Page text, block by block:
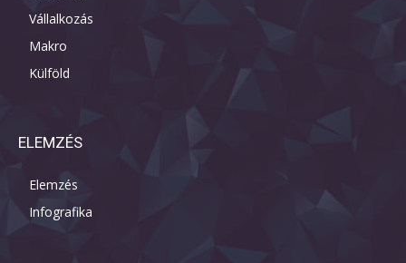
Vállalkozás
Makro
Külföld
ELEMZÉS
Elemzés
Infografika